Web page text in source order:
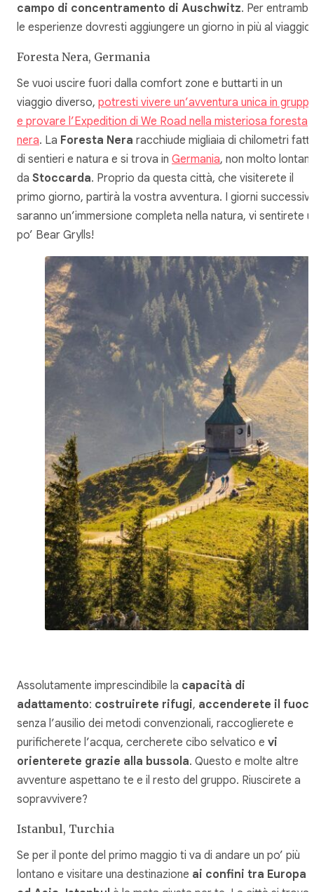
campo di concentramento di Auschwitz. Per entrambe
le esperienze dovresti aggiungere un giorno in più al viaggio.
Foresta Nera, Germania
Se vuoi uscire fuori dalla comfort zone e buttarti in un
viaggio diverso, potresti vivere un’avventura unica in
e provare l’Expedition di We Road nella misteriosa foresta
nera. La Foresta Nera racchiude migliaia di chilometri fatti
di sentieri e natura e si trova in Germania, non molto
da Stoccarda. Proprio da questa città, che visiterete il
primo giorno, partirà la vostra avventura. I giorni successivi
saranno un’immersione completa nella natura, vi sentirete
po’ Bear Grylls!
Assolutamente imprescindibile la capacità di
adattamento: costruirete rifugi, accenderete il
senza l’ausilio dei metodi convenzionali, raccoglierete e
purificherete l’acqua, cercherete cibo selvatico e vi
orienterete grazie alla bussola. Questo e molte altre
avventure aspettano te e il resto del gruppo. Riuscirete a
sopravvivere?
Istanbul, Turchia
Se per il ponte del primo maggio ti va di andare un po’ più
lontano e visitare una destinazione ai confini tra Europa